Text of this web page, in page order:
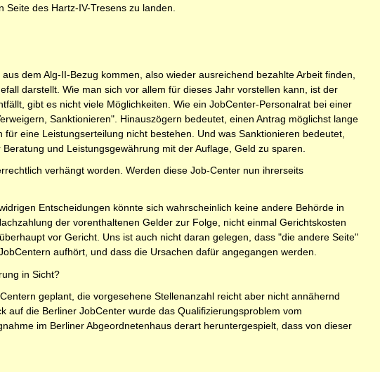
des Hartz-IV-Tresens zu landen.
dem Alg-II-Bezug kommen, also wieder ausreichend bezahlte Arbeit finden,
darstellt. Wie man sich vor allem für dieses Jahr vorstellen kann, ist der
gibt es nicht viele Möglichkeiten. Wie ein JobCenter-Personalrat bei einer
Sanktionieren". Hinauszögern bedeutet, einen Antrag möglichst lange
eine Leistungserteilung nicht bestehen. Und was Sanktionieren bedeutet,
und Leistungsgewährung mit der Auflage, Geld zu sparen.
verhängt worden. Werden diese Job-Center nun ihrerseits
Entscheidungen könnte sich wahrscheinlich keine andere Behörde in
der vorenthaltenen Gelder zur Folge, nicht einmal Gerichtskosten
vor Gericht. Uns ist auch nicht daran gelegen, dass "die andere Seite"
aufhört, und dass die Ursachen dafür angegangen werden.
in Sicht?
geplant, die vorgesehene Stellenanzahl reicht aber nicht annähernd
auf die Berliner JobCenter wurde das Qualifizierungsproblem vom
im Berliner Abgeordnetenhaus derart heruntergespielt, dass von dieser